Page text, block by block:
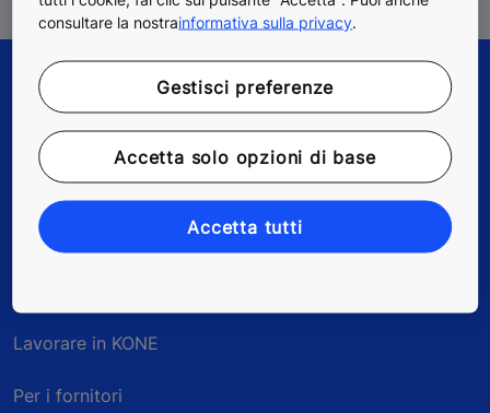
Quick Links
Lavorare in KONE
Per i fornitori
consultare la nostrainformativa sulla privacy
Gestisci preferenze
Accetta solo opzioni di base
Accetta tutti